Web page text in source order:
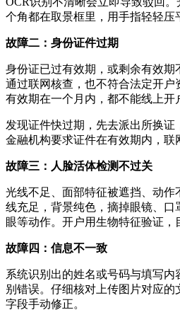
个角都在取景框里，用手指轻轻压
故障二：身份证件过期
身份证已过有效期，或剩余有效
通过联网核查，也不符合法定开户
有效期在一个月内，都不能线上开
发现证件快过期，先去派出所换
金融机构要求证件在有效期内，联
故障三：人脸活体检测不过关
光线不足、面部特征被遮挡、动
线充足，背景纯色，摘掉眼镜、口
眼等动作。开户用生物特征验证，
故障四：信息不一致
系统识别出的姓名或号码与填写
别错误。仔细核对上传图片对应
字段手动修正。